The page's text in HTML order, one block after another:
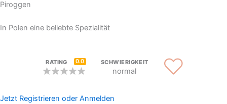
Piroggen
In Polen eine beliebte Spezialität
RATING 0.0 SCHWIERIGKEIT
normal
Jetzt Registrieren oder Anmelden